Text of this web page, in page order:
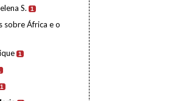
S. 1
sobre África e o
1
1